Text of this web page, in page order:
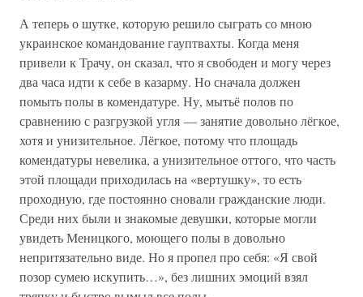
А теперь о шутке, которую решило сыграть со мною
украинское командование гауптвахты. Когда меня
привели к Трачу, он сказал, что я свободен и могу через
два часа идти к себе в казарму. Но сначала должен
помыть полы в комендатуре. Ну, мытьё полов по
сравнению с разгрузкой угля — занятие довольно лёгкое,
хотя и унизительное. Лёгкое, потому что площадь
комендатуры невелика, а унизительное оттого, что часть
этой площади приходилась на «вертушку», то есть
проходную, где постоянно сновали гражданские люди.
Среди них были и знакомые девушки, которые могли
увидеть Меницкого, моющего полы в довольно
непритязательно виде. Но я пропел про себя: «Я свой
позор сумею искупить…», без лишних эмоций взял